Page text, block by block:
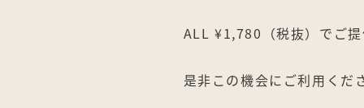
ALL ¥1,780（税抜）でご提
是非この機会にご利用くだ